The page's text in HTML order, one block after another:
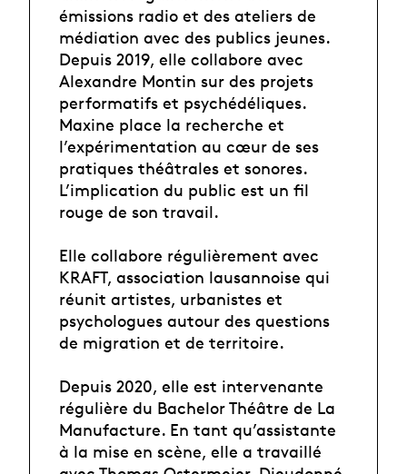
émissions radio et des ateliers de
médiation avec des publics jeunes.
Depuis 2019, elle collabore avec
Alexandre Montin sur des projets
performatifs et psychédéliques.
Maxine place la recherche et
l’expérimentation au cœur de ses
pratiques théâtrales et sonores.
L’implication du public est un fil
rouge de son travail.
Elle collabore régulièrement avec
KRAFT, association lausannoise qui
réunit artistes, urbanistes et
psychologues autour des questions
de migration et de territoire.
Depuis 2020, elle est intervenante
régulière du Bachelor Théâtre de La
Manufacture. En tant qu’assistante
à la mise en scène, elle a travaillé